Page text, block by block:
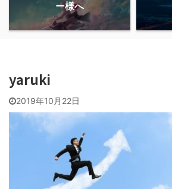
ー様へ
yaruki
2019年10月22日